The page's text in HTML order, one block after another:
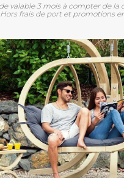
valable 3 mois à compter de la
Hors frais de port et promotions